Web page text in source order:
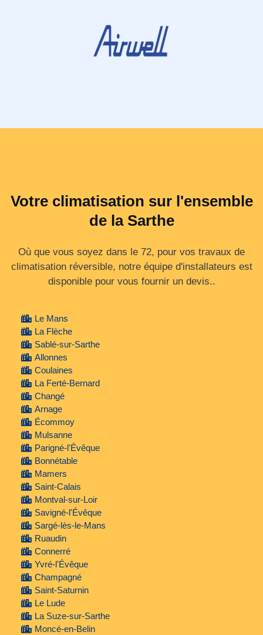
Votre climatisation sur l'ensemble
de la Sarthe
Où que vous soyez dans le 72, pour vos travaux de
climatisation réversible, notre équipe d'installateurs est
disponible pour vous fournir un devis..
Le Mans
La Flèche
Sablé-sur-Sarthe
Allonnes
Coulaines
La Ferté-Bernard
Changé
Arnage
Écommoy
Mulsanne
Parigné-l'Évêque
Bonnétable
Mamers
Saint-Calais
Montval-sur-Loir
Savigné-l'Évêque
Sargé-lès-le-Mans
Ruaudin
Connerré
Yvré-l'Évêque
Champagné
Saint-Saturnin
Le Lude
La Suze-sur-Sarthe
Moncé-en-Belin